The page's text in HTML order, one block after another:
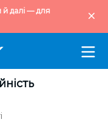
далі — для